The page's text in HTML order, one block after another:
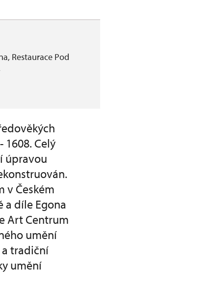
Restaurace Pod
1608. Celý
úpravou
v Českém
a díle Egona
Art Centrum
umění
tradiční
umění